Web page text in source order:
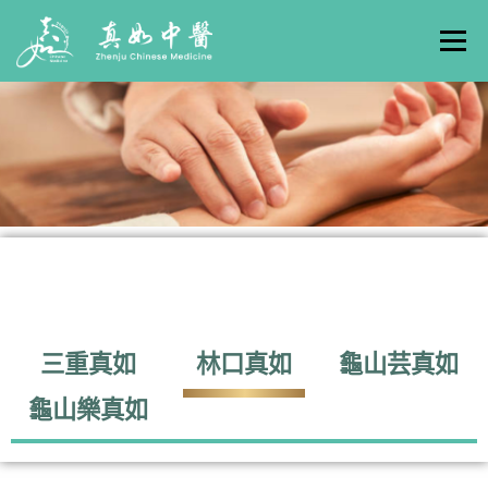
選單
關於真如 門診時間 服務項目 真人實例
養生專欄 線上掛號 聯絡我們 交通方式
三重真如 林口真如
龜山芸真如
龜山樂真如